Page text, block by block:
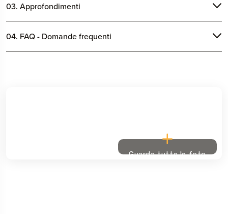
03. Approfondimenti
04. FAQ - Domande frequenti
Guarda tutte le foto